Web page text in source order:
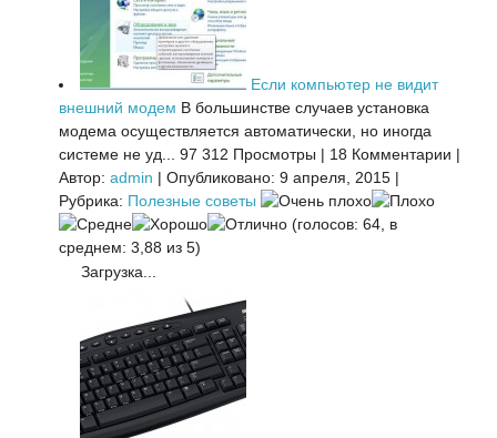
Если компьютер не видит
внешний модем В большинстве случаев установка
модема осуществляется автоматически, но иногда
системе не уд...
97 312 Просмотры | 18 Комментарии |
Автор: admin | Опубликовано: 9 апреля, 2015 |
Рубрика: Полезные советы
(голосов: 64, в
среднем: 3,88 из 5)
Загрузка...